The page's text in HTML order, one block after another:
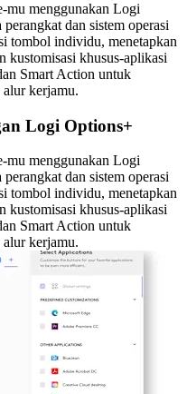
mu menggunakan Logi
dan sistem operasi
tombol individu, menetapkan
kustomisasi khusus-aplikasi
Smart Action untuk
alur kerjamu.
Logi Options+
mu menggunakan Logi
dan sistem operasi
tombol individu, menetapkan
kustomisasi khusus-aplikasi
Smart Action untuk
alur kerjamu.